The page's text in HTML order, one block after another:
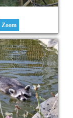
Zoom